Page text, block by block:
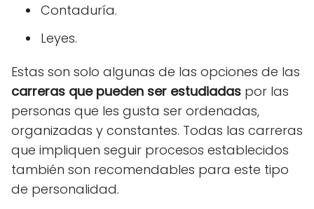
Contaduría.
Leyes.
Estas son solo algunas de las opciones de las
carreras que pueden ser estudiadas por las
personas que les gusta ser ordenadas,
organizadas y constantes. Todas las carreras
que impliquen seguir procesos establecidos
también son recomendables para este tipo
de personalidad.